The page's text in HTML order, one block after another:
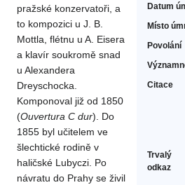
Datum
Místo
Povolání
Citace
Trvalý
odkaz
pražské konzervatoři, a
to kompozici u J. B.
Mottla, flétnu u A. Eisera
a klavír soukromě snad
u Alexandera
Dreyschocka.
Komponoval již od 1850
(Ouvertura C dur). Do
1855 byl učitelem ve
šlechtické rodině v
haličské Lubyczi. Po
návratu do Prahy se živil